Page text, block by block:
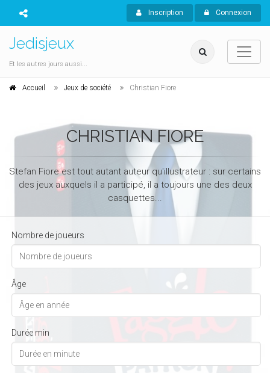
Inscription Connexion
Jedisjeux
Et les autres jours aussi...
Accueil Jeux de société Christian Fiore
CHRISTIAN FIORE
Stefan Fiore est tout autant auteur qu'illustrateur : sur certains
des jeux auxquels il a participé, il a toujours une des deux
casquettes...
Nombre de joueurs
Âge
Durée min